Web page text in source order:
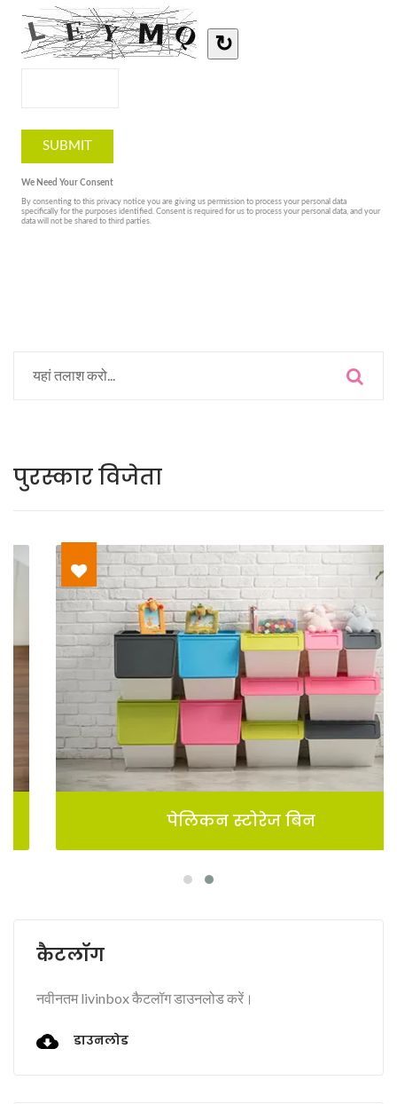
पुरस्कार विजेता
पेलिकन स्टोरेज बिन
कैटलॉग
नवीनतम livinbox कैटलॉग डाउनलोड करें।
डाउनलोड